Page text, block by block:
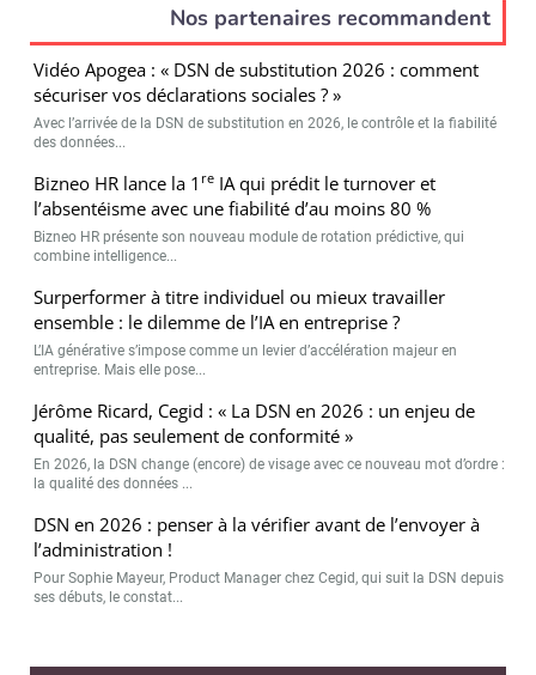
Nos partenaires recommandent
Vidéo Apogea : « DSN de substitution 2026 : comment
sécuriser vos déclarations sociales ? »
Avec l’arrivée de la DSN de substitution en 2026, le contrôle et la fiabilité
des données...
Bizneo HR lance la 1 re IA qui prédit le turnover et
l’absentéisme avec une fiabilité d’au moins 80 %
Bizneo HR présente son nouveau module de rotation prédictive, qui
combine intelligence...
Surperformer à titre individuel ou mieux travailler
ensemble : le dilemme de l’IA en entreprise ?
L’IA générative s’impose comme un levier d’accélération majeur en
entreprise. Mais elle pose...
Jérôme Ricard, Cegid : « La DSN en 2026 : un enjeu de
qualité, pas seulement de conformité »
En 2026, la DSN change (encore) de visage avec ce nouveau mot d’ordre :
la qualité des données ...
DSN en 2026 : penser à la vérifier avant de l’envoyer à
l’administration !
Pour Sophie Mayeur, Product Manager chez Cegid, qui suit la DSN depuis
ses débuts, le constat...